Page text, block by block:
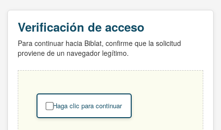
Verificación de acceso
Para continuar hacia Biblat, confirme que la solicitud
proviene de un navegador legítimo.
Haga clic para continuar